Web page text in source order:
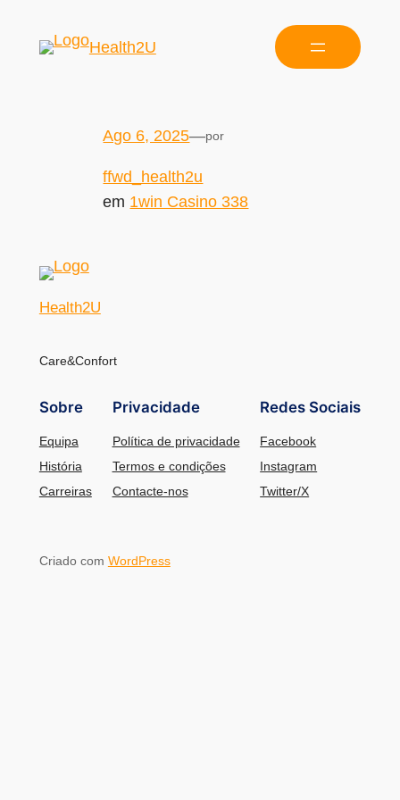
Health2U
Ago 6, 2025—por
ffwd_health2u
em 1win Casino 338
Health2U
Care&Confort
Sobre
Equipa
História
Carreiras
Privacidade
Política de privacidade
Termos e condições
Contacte-nos
Redes Sociais
Facebook
Instagram
Twitter/X
Criado com WordPress